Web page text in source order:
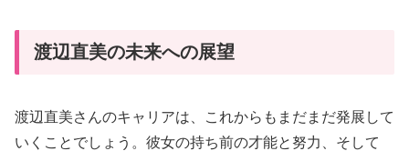
渡辺直美の未来への展望
渡辺直美さんのキャリアは、これからもまだまだ発展して
いくことでしょう。彼女の持ち前の才能と努力、そして